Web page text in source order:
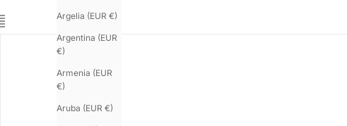
Argelia (EUR €)
Argentina (EUR
€)
Armenia (EUR
€)
Aruba (EUR €)